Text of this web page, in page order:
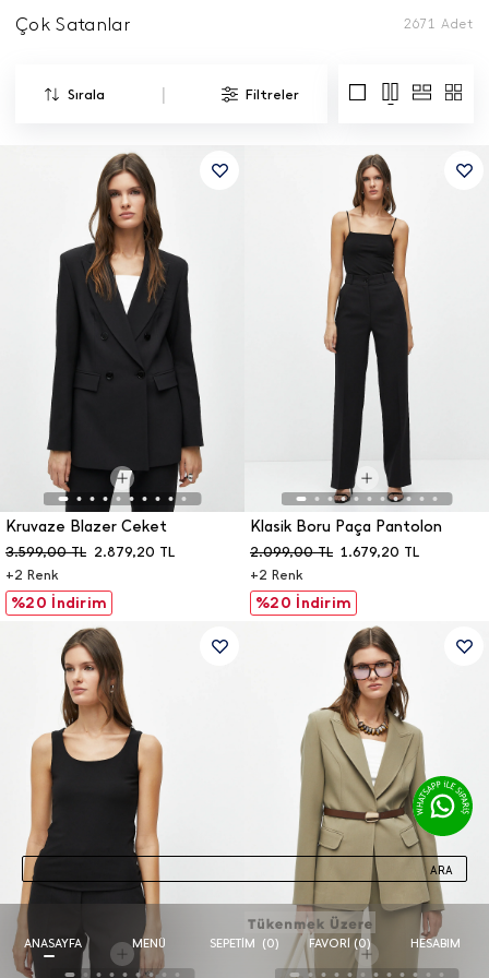
Çok Satanlar 2671 Adet
Sırala | Filtreler
%20 İndirim
2.879,20 TL
3.599,00 TL
+2 Renk
Kruvaze Blazer Ceket
%20 İndirim
1.679,20 TL
2.099,00 TL
+2 Renk
Klasik Boru Paça Pantolon
ARA
ANASAYFA MENÜ SEPETIM (0) FAVORI (0) HESABIM